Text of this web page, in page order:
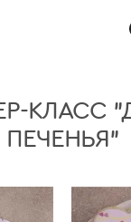
КЛАСС
ПЕЧЕНЬЯ"